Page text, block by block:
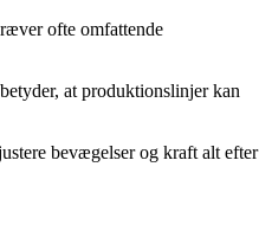
ofte omfattende
at produktionslinjer kan
bevægelser og kraft alt efter